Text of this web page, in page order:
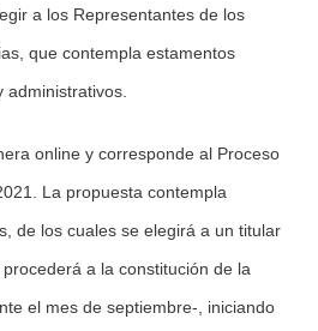
a los Representantes de los
que contempla estamentos
administrativos.
online y corresponde al Proceso
La propuesta contempla
de los cuales se elegirá a un titular
a la constitución de la
el mes de septiembre-, iniciando